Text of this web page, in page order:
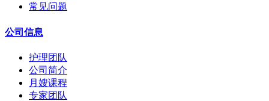
常见问题
公司信息
护理团队
公司简介
月嫂课程
专家团队